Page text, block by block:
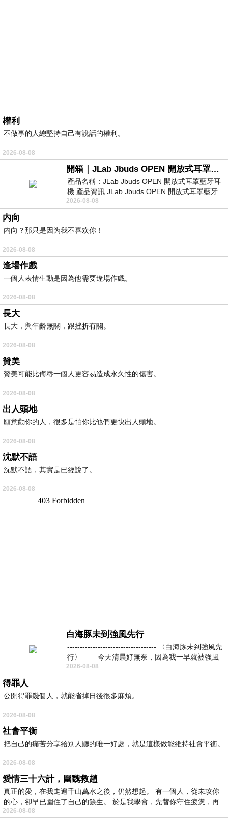
權利
不做事的人總堅持自己有說話的權利。
2026-08-08
開箱｜JLab Jbuds OPEN 開放式耳罩藍牙耳機 - 設計美學，輕巧、透氣、環境音全物理達成！
產品名稱：JLab Jbuds OPEN 開放式耳罩藍牙耳
機 產品資訊 JLab Jbuds OPEN 開放式耳罩藍牙
耳機評語：非常有特色，值得喜愛美型工
2026-08-08
内向
内向？那只是因为我不喜欢你！
2026-08-08
逢場作戲
一個人表情生動是因為他需要逢場作戲。
2026-08-08
長大
長大，與年齡無關，跟挫折有關。
2026-08-08
贊美
贊美可能比侮辱一個人更容易造成永久性的傷害。
2026-08-08
出人頭地
願意勸你的人，很多是怕你比他們更快出人頭地。
2026-08-08
沈默不語
沈默不語，其實是已經說了。
2026-08-08
白海豚未到強風先行
----------------------------------- 〈白海豚未到強風先
行〉 今天清晨好無奈，因為我一早就被強風
2026-08-08
得罪人
公開得罪幾個人，就能省掉日後很多麻煩。
2026-08-08
社會平衡
把自己的痛苦分享給別人聽的唯一好處，就是這樣做能維持社會平衡。
2026-08-08
愛情三十六計，圍魏救趙
真正的愛，在我走遍千山萬水之後，仍然想起。 有一個人，從未攻你
的心，卻早已圍住了自己的餘生。 於是我學會，先替你守住疲憊，再
2026-08-08